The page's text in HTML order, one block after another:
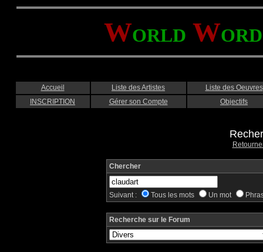
WORLD WORD
Accueil Liste des Artistes
Liste des Oeuvres
INSCRIPTION
Gérer son Compte Objectifs
Chercher
Suivant : Tous les mots Un mot
Recherche sur le Forum